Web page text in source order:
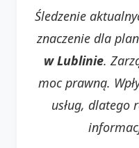
Śledzenie
znaczenie dla
w Lublinie.
moc prawną.
usług, dlatego